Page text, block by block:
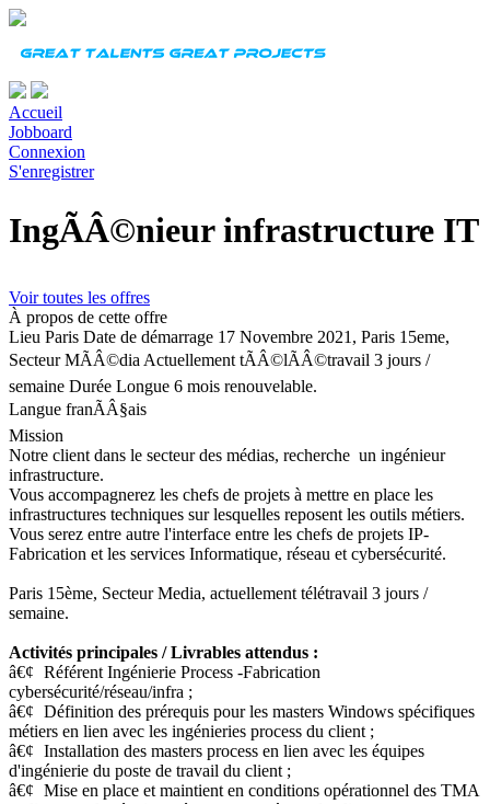
Accueil
Jobboard
Connexion
S'enregistrer
IngÃÂ©nieur infrastructure IT
Voir toutes les offres
À propos de cette offre
Lieu Paris Date de démarrage 17 Novembre 2021, Paris 15eme,
Secteur MÃÂ©dia Actuellement tÃÂ©lÃÂ©travail 3 jours /
semaine Durée Longue 6 mois renouvelable.
Langue franÃÂ§ais
Mission
Notre client dans le secteur des médias, recherche un ingénieur
infrastructure.
Vous accompagnerez les chefs de projets à mettre en place les
infrastructures techniques sur lesquelles reposent les outils métiers.
Vous serez entre autre l'interface entre les chefs de projets IP-
Fabrication et les services Informatique, réseau et cybersécurité.
Paris 15ème, Secteur Media, actuellement télétravail 3 jours /
semaine.
Activités principales / Livrables attendus :
â€¢ Référent Ingénierie Process -Fabrication
cybersécurité/réseau/infra ;
â€¢ Définition des prérequis pour les masters Windows spécifiques
métiers en lien avec les ingénieries process du client ;
â€¢ Installation des masters process en lien avec les équipes
d'ingénierie du poste de travail du client ;
â€¢ Mise en place et maintient en conditions opérationnel des TMA